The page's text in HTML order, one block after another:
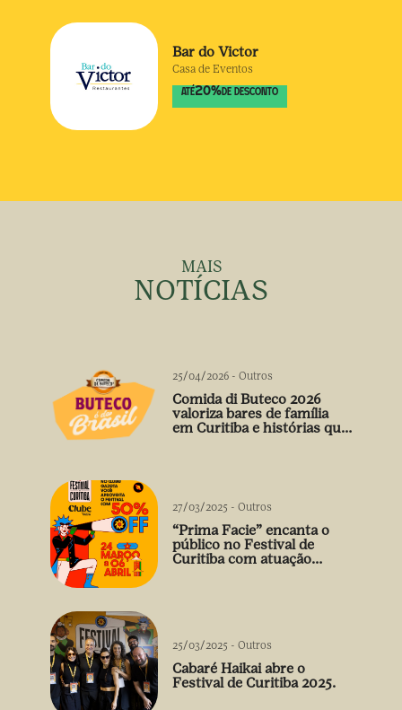
Bar do Victor
Casa de Eventos
ATÉ20% DE DESCONTO
MAIS
NOTÍCIAS
25/04/2026 - Outros
Comida di Buteco 2026
valoriza bares de família
em Curitiba e histórias que
27/03/2025 - Outros
“Prima Facie” encanta o
público no Festival de
Curitiba com atuação
25/03/2025 - Outros
Cabaré Haikai abre o
Festival de Curitiba 2025.